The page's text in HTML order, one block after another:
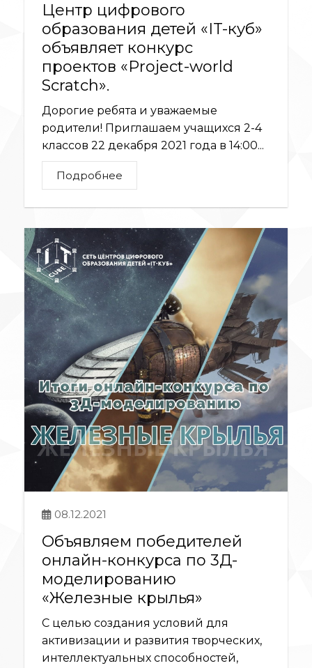
Центр цифрового
образования детей «IT-куб»
объявляет конкурс
проектов «Project-world
Scratch».
Дорогие ребята и уважаемые
родители! Приглашаем учащихся 2-4
классов 22 декабря 2021 года в 14:00...
Подробнее
08.12.2021
Объявляем победителей
онлайн-конкурса по 3Д-
моделированию
«Железные крылья»
С целью создания условий для
активизации и развития творческих,
интеллектуальных способностей,